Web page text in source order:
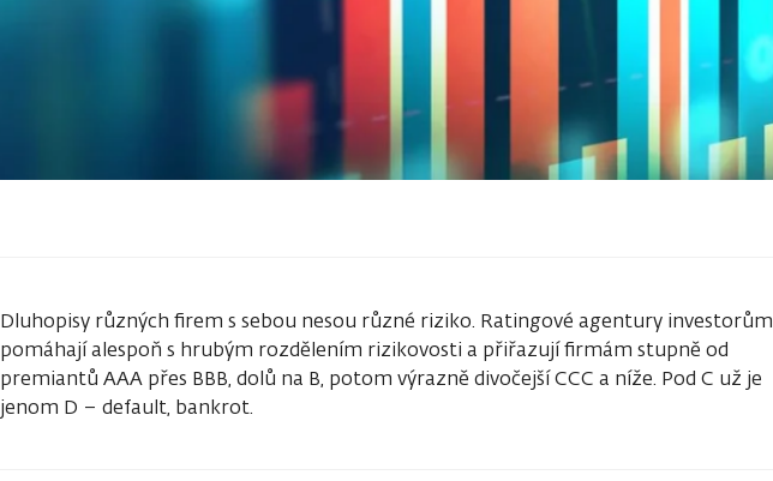
Dluhopisy různých firem s sebou nesou různé riziko. Ratingové agentury investorům
pomáhají alespoň s hrubým rozdělením rizikovosti a přiřazují firmám stupně od
premiantů AAA přes BBB, dolů na B, potom výrazně divočejší CCC a níže. Pod C už je
jenom D – default, bankrot.